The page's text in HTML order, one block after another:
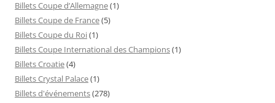
Billets Coupe d’Allemagne(1)
Billets Coupe de France(5)
Billets Coupe du Roi(1)
Billets Coupe International des Champions(1)
Billets Croatie(4)
Billets Crystal Palace(1)
Billets d'événements(278)